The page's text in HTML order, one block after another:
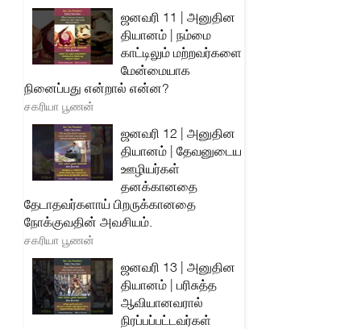
ஜனவரி 11 | அனுதின
தியானம் | நம்மை
காட்டிலும் மற்றவர்களை
மேன்மையாக
நினைப்பது என்றால் என்ன?
சகரியா பூணன்
ஜனவரி 12 | அனுதின
தியானம் | தேவனுடைய
ஊழியர்கள்
தனக்கானதை
தேடாதவர்களாய் பிறருக்கானதை
நோக்குவதின் அவசியம்.
சகரியா பூணன்
ஜனவரி 13 | அனுதின
தியானம் | பரிசுத்த
ஆவியானவரால்
நிரப்பப்பட்டவர்கள்